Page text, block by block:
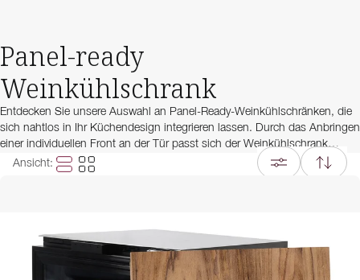
Panel-ready
Weinkühlschrank
Entdecken Sie unsere Auswahl an Panel-Ready-Weinkühlschränken, die
sich nahtlos in Ihr Küchendesign integrieren lassen. Durch das Anbringen
einer individuellen Front an der Tür passt sich der Weinkühlschrank
perfekt an Ihre Küchenschränke an - sowohl in Farbe als auch im
Material. So entsteht ein stimmiges Gesamtbild, das Design und
Ansicht: